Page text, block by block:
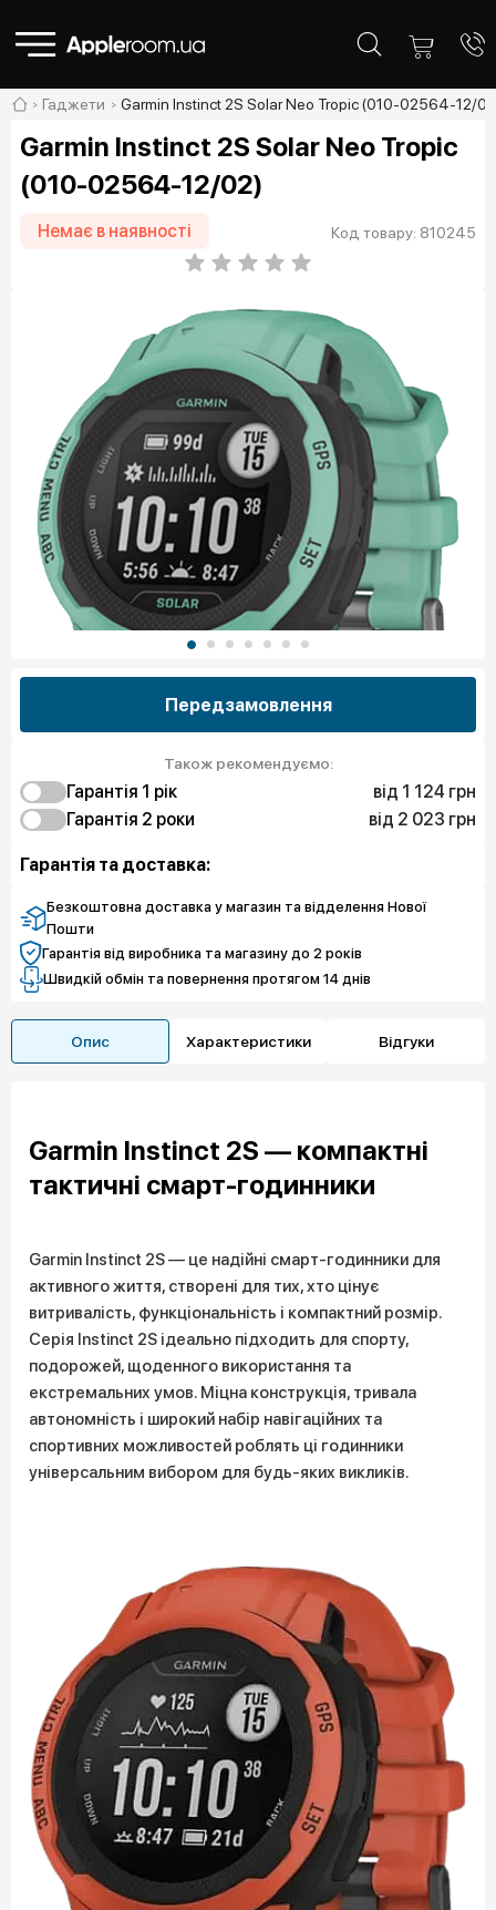
Гаджети Garmin Instinct 2S Solar Neo Tropic (010-02564-12/
Garmin Instinct 2S Solar Neo Tropic
(010-02564-12/02)
Немає в наявності Код товару: 810245
Передзамовлення
Також рекомендуємо:
Гарантія 1 рiк
від 1 124 грн
Захист від браку
1 124 грн
Гарантія 2 роки
від 2 023 грн
Чистий спокій
Гарантія та доставка:
Безкоштовна доставка у магазин та відделення Нової
Пошти
Гарантія від виробника та магазину до 2 років
Швидкій обмін та повернення протягом 14 днів
Опис Характеристики Відгуки
Garmin Instinct 2S — компактні
тактичні смарт-годинники
Garmin Instinct 2S — це надійні смарт-годинники для
активного життя, створені для тих, хто цінує
витривалість, функціональність і компактний розмір.
Серія Instinct 2S ідеально підходить для спорту,
подорожей, щоденного використання та
екстремальних умов. Міцна конструкція, тривала
автономність і широкий набір навігаційних та
спортивних можливостей роблять ці годинники
універсальним вибором для будь-яких викликів.